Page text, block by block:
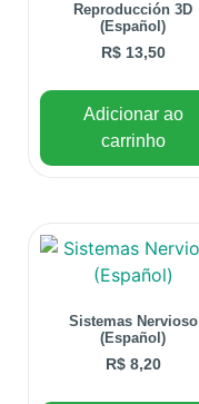
Reproducción 3D
(Español)
R$13,50
Adicionar ao
carrinho
Sistemas Nervioso
(Español)
R$8,20